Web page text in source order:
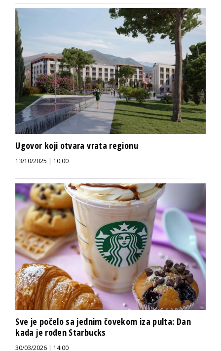
Ugovor koji otvara vrata regionu
13/10/2025 | 10:00
Sve je počelo sa jednim čovekom iza pulta: Dan
kada je rođen Starbucks
30/03/2026 | 14:00